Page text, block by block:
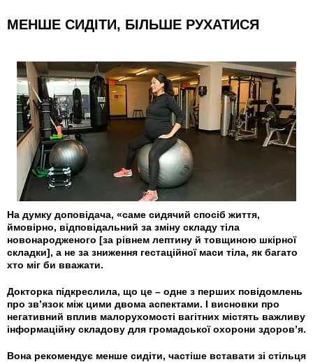
МЕНШЕ СИДІТИ, БІЛЬШЕ РУХАТИСЯ
На думку доповідача, «саме сидячий спосіб життя,
ймовірно, відповідальний за зміну складу тіла
новонародженого [за рівнем лептину й товщиною шкірної
складки], а не за зниження гестаційної маси тіла, як багато
хто міг би вважати.
Докторка підкреслила, що це – одне з перших повідомлень
про зв’язок між цими двома аспектами. І висновки про
негативний вплив малорухомості вагітних містять важливу
інформаційну складову для громадської охорони здоров’я.
Вона рекомендує менше сидіти, частіше вставати зі стільця